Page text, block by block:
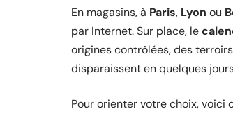
En magasins, à Paris, Lyon ou
par Internet. Sur place, le
origines contrôlées, des
disparaissent en quelques
Pour orienter votre choix, voici